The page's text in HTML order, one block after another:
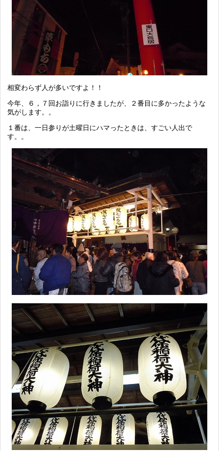
相変わらず人が多いですよ！！
今年、６，７回お詣りに行きましたが、２番目に多かったような
気がします。。
１番は、一日参りが土曜日にハマったときは、すごい人出で
す。。